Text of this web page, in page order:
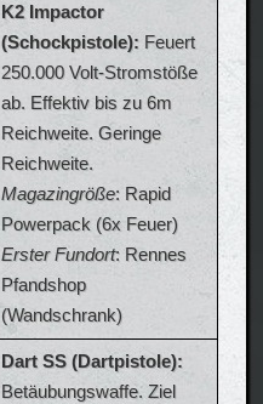
K2 Impactor
(Schockpistole): Feuert
250.000 Volt-Stromstöße
ab. Effektiv bis zu 6m
Reichweite. Geringe
Reichweite.
Magazingröße: Rapid
Powerpack (6x Feuer)
Erster Fundort: Rennes
Pfandshop
(Wandschrank)
Dart SS (Dartpistole):
Betäubungswaffe. Ziel